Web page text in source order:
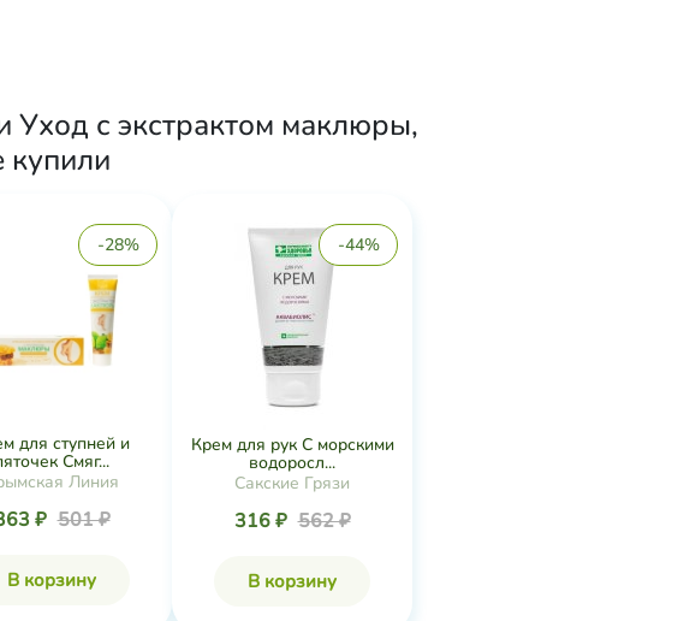
Уход с экстрактом маклюры,
купили
-28%
для ступней и
Смяг...
Линия
₽ 501 ₽
В корзину
-44%
Крем для рук С морскими
водоросл...
Сакские Грязи
316 ₽ 562 ₽
В корзину